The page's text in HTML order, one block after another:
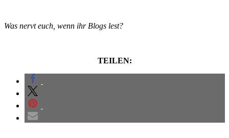
Was nervt euch, wenn ihr Blogs lest?
TEILEN: